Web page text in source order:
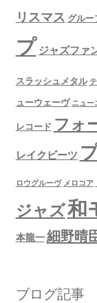
リスマス グルー
プ ジャズファ
スラッシュメタル
ューウェーヴ ニュー
レコード フォ
レイクビーツ
ロウグルーヴ メロコア
ジャズ和
本龍一細野晴
ブログ記事